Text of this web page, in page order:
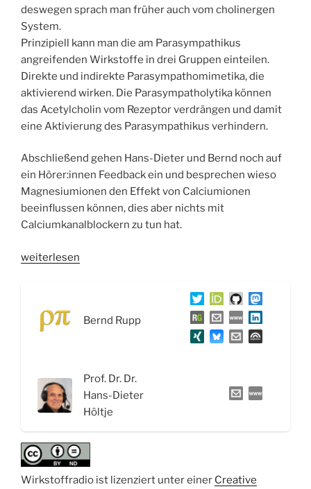
deswegen sprach man früher auch vom cholinergen
System.
Prinzipiell kann man die am Parasympathikus
angreifenden Wirkstoffe in drei Gruppen einteilen.
Direkte und indirekte Parasympathomimetika, die
aktivierend wirken. Die Parasympatholytika können
das Acetylcholin vom Rezeptor verdrängen und damit
eine Aktivierung des Parasympathikus verhindern.
Abschließend gehen Hans-Dieter und Bernd noch auf
ein Hörer:innen Feedback ein und besprechen wieso
Magnesiumionen den Effekt von Calciumionen
beeinflussen können, dies aber nichts mit
Calciumkanalblockern zu tun hat.
„WSR051
„Schwiegermuttergift““
weiterlesen
Bernd Rupp
Prof. Dr. Dr.
Hans-Dieter
Höltje
Wirkstoffradio ist lizenziert unter einer Creative